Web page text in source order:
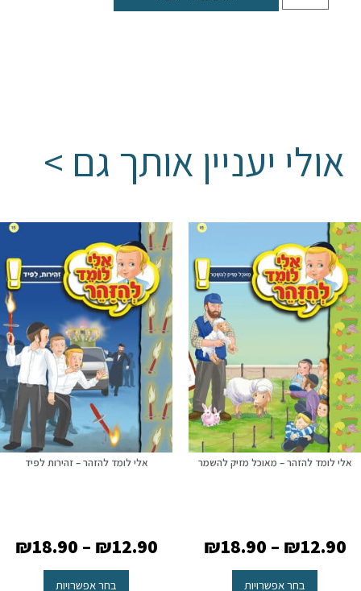
אולי יעניין אותך גם >
אלי לומד להזהר – מאוכל מזיק להשמר
₪12.90
–
₪18.90
בחר אפשרויות
אלי לומד להזהר – זהירות לפיד
₪12.90
–
₪18.90
בחר אפשרויות